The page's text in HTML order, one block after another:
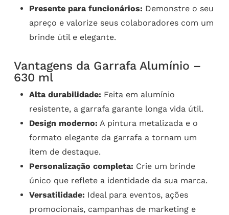
Presente para funcionários: Demonstre o seu
apreço e valorize seus colaboradores com um
brinde útil e elegante.
Vantagens da Garrafa Alumínio –
630 ml
Alta durabilidade: Feita em alumínio
resistente, a garrafa garante longa vida útil.
Design moderno: A pintura metalizada e o
formato elegante da garrafa a tornam um
item de destaque.
Personalização completa: Crie um brinde
único que reflete a identidade da sua marca.
Versatilidade: Ideal para eventos, ações
promocionais, campanhas de marketing e